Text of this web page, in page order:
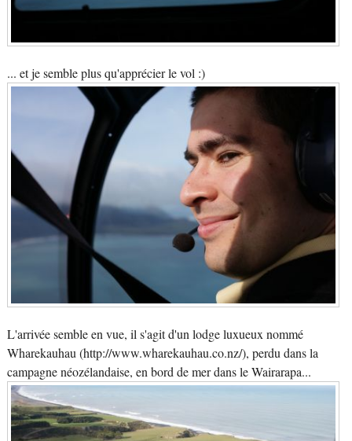
... et je semble plus qu'apprécier le vol :)
L'arrivée semble en vue, il s'agit d'un lodge luxueux nommé
Wharekauhau (http://www.wharekauhau.co.nz/), perdu dans la
campagne néozélandaise, en bord de mer dans le Wairarapa...